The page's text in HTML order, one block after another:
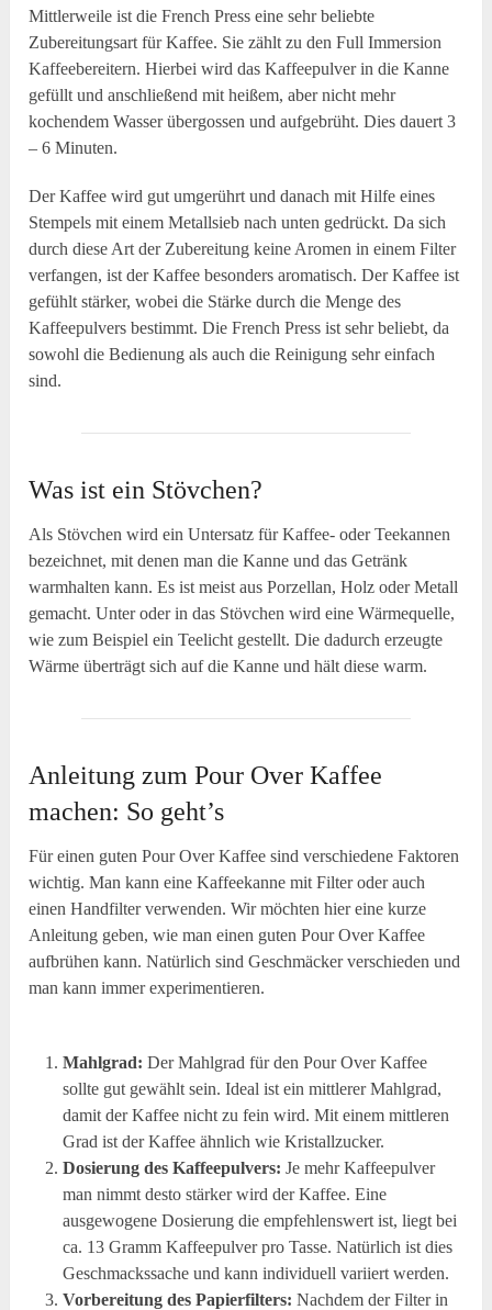
Mittlerweile ist die French Press eine sehr beliebte
Zubereitungsart für Kaffee. Sie zählt zu den Full Immersion
Kaffeebereitern. Hierbei wird das Kaffeepulver in die Kanne
gefüllt und anschließend mit heißem, aber nicht mehr
kochendem Wasser übergossen und aufgebrüht. Dies dauert 3
– 6 Minuten.
Der Kaffee wird gut umgerührt und danach mit Hilfe eines
Stempels mit einem Metallsieb nach unten gedrückt. Da sich
durch diese Art der Zubereitung keine Aromen in einem Filter
verfangen, ist der Kaffee besonders aromatisch. Der Kaffee ist
gefühlt stärker, wobei die Stärke durch die Menge des
Kaffeepulvers bestimmt. Die French Press ist sehr beliebt, da
sowohl die Bedienung als auch die Reinigung sehr einfach
sind.
Was ist ein Stövchen?
Als Stövchen wird ein Untersatz für Kaffee- oder Teekannen
bezeichnet, mit denen man die Kanne und das Getränk
warmhalten kann. Es ist meist aus Porzellan, Holz oder Metall
gemacht. Unter oder in das Stövchen wird eine Wärmequelle,
wie zum Beispiel ein Teelicht gestellt. Die dadurch erzeugte
Wärme überträgt sich auf die Kanne und hält diese warm.
Anleitung zum Pour Over Kaffee
machen: So geht’s
Für einen guten Pour Over Kaffee sind verschiedene Faktoren
wichtig. Man kann eine Kaffeekanne mit Filter oder auch
einen Handfilter verwenden. Wir möchten hier eine kurze
Anleitung geben, wie man einen guten Pour Over Kaffee
aufbrühen kann. Natürlich sind Geschmäcker verschieden und
man kann immer experimentieren.
Mahlgrad: Der Mahlgrad für den Pour Over Kaffee
sollte gut gewählt sein. Ideal ist ein mittlerer Mahlgrad,
damit der Kaffee nicht zu fein wird. Mit einem mittleren
Grad ist der Kaffee ähnlich wie Kristallzucker.
Dosierung des Kaffeepulvers: Je mehr Kaffeepulver
man nimmt desto stärker wird der Kaffee. Eine
ausgewogene Dosierung die empfehlenswert ist, liegt bei
ca. 13 Gramm Kaffeepulver pro Tasse. Natürlich ist dies
Geschmackssache und kann individuell variiert werden.
Vorbereitung des Papierfilters: Nachdem der Filter in